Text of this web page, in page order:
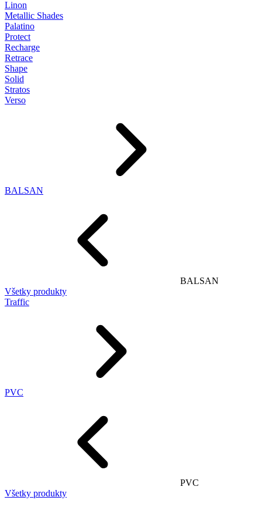
Linon
Metallic Shades
Palatino
Protect
Recharge
Retrace
Shape
Solid
Stratos
Verso
BALSAN
BALSAN
Všetky produkty
Traffic
PVC
PVC
Všetky produkty